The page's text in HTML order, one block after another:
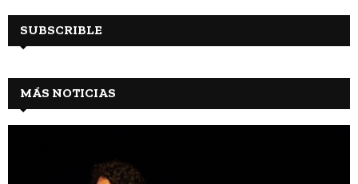
SUBSCRIBLE
MÁS NOTICIAS